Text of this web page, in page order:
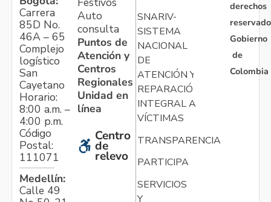
Carrera
85D No.
46A – 65
Complejo
logístico
San
Cayetano
Horario:
8:00 a.m. –
4:00 p.m.
Código
Postal:
111071
Medellín:
Calle 49
Auto
consulta
Puntos de
Atención y
Centros
Regionales
Unidad en
línea
Centro
de
relevo
SNARIV-
SISTEMA
NACIONAL
DE
ATENCIÓN Y
REPARACIÓN
INTEGRAL A
VÍCTIMAS
TRANSPARENCIA
PARTICIPA
SERVICIOS
Y
derechos
Gobierno
de
Colombia